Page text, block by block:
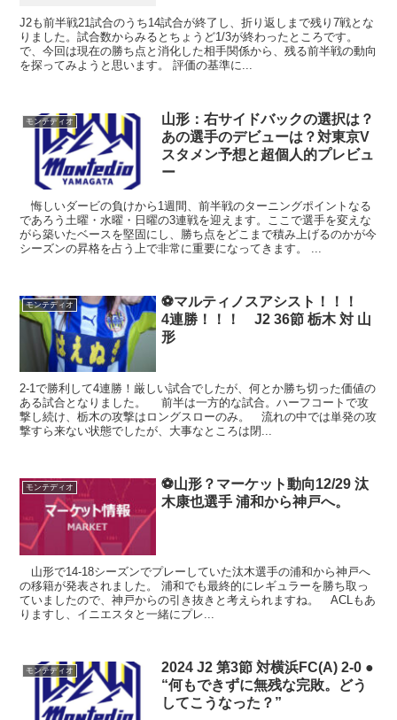
J2も前半戦21試合のうち14試合が終了し、折り返しまで残り7戦とな
りました。試合数からみるとちょうど1/3が終わったところです。
で、今回は現在の勝ち点と消化した相手関係から、残る前半戦の動向
を探ってみようと思います。 評価の基準に...
モンテディオ
山形：右サイドバックの選択は？
あの選手のデビューは？対東京V
スタメン予想と超個人的プレビュ
ー
悔しいダービの負けから1週間、前半戦のターニングポイントなる
であろう土曜・水曜・日曜の3連戦を迎えます。ここで選手を変えな
がら築いたベースを堅固にし、勝ち点をどこまで積み上げるのかが今
シーズンの昇格を占う上で非常に重要になってきます。 ...
モンテディオ
⚽マルティノスアシスト！！！
4連勝！！！ J2 36節 栃木 対 山
形
2-1で勝利して4連勝！厳しい試合でしたが、何とか勝ち切った価値の
ある試合となりました。 前半は一方的な試合。ハーフコートで攻
撃し続け、栃木の攻撃はロングスローのみ。 流れの中では単発の攻
撃すら来ない状態でしたが、大事なところは閉...
モンテディオ
⚽山形？マーケット動向12/29 汰
木康也選手 浦和から神戸へ。
山形で14-18シーズンでプレーしていた汰木選手の浦和から神戸へ
の移籍が発表されました。 浦和でも最終的にレギュラーを勝ち取っ
ていましたので、神戸からの引き抜きと考えられますね。 ACLもあ
りますし、イニエスタと一緒にプレ...
モンテディオ
2024 J2 第3節 対横浜FC(A) 2-0 ●
“何もできずに無残な完敗。どう
してこうなった？”